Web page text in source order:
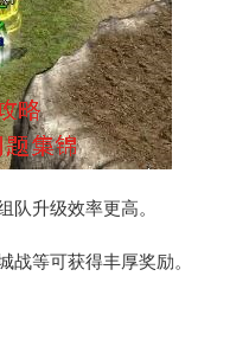
升级效率更高。
等可获得丰厚奖励。